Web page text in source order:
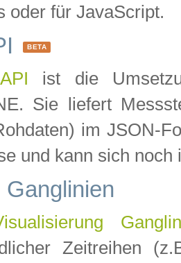
oder für JavaScript.
BETA
ist die
Sie liefert
im JSON-
und kann sich noch
Zeitreihen